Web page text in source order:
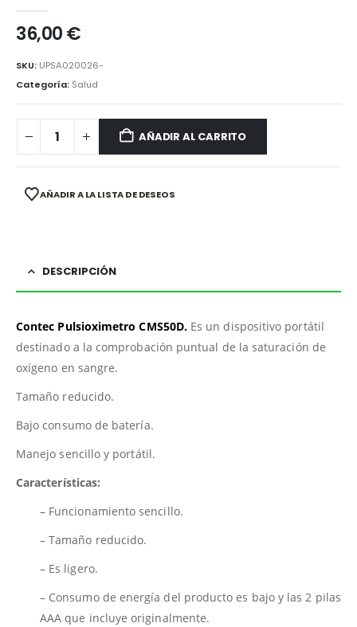
36,00€
SKU: UPSA020026-
Categoría: Salud
AÑADIR AL CARRITO
AÑADIR A LA LISTA DE DESEOS
DESCRIPCIÓN
Contec Pulsioximetro CMS50D. Es un dispositivo portátil
destinado a la comprobación puntual de la saturación de
oxígeno en sangre.
Tamaño reducido.
Bajo consumo de batería.
Manejo sencillo y portátil.
Características:
– Funcionamiento sencillo.
– Tamaño reducido.
– Es ligero.
– Consumo de energía del producto es bajo y las 2 pilas
AAA que incluye originalmente.